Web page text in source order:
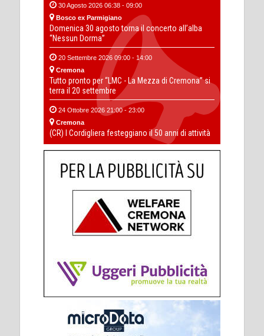
30 Agosto 2026 06:38 - 09:00
Bosco ex Parmigiano
Domenica 30 agosto torna il concerto all’alba
“Nessun Dorma”
20 Settembre 2026 09:00 - 14:00
Cremona
Tutto pronto per “LMC - La Mezza di Cremona” si
terra il 20 settembre
24 Ottobre 2026 21:00 - 23:00
Cremona
(CR) I Cordigliera festeggiano il 50 anni di attività